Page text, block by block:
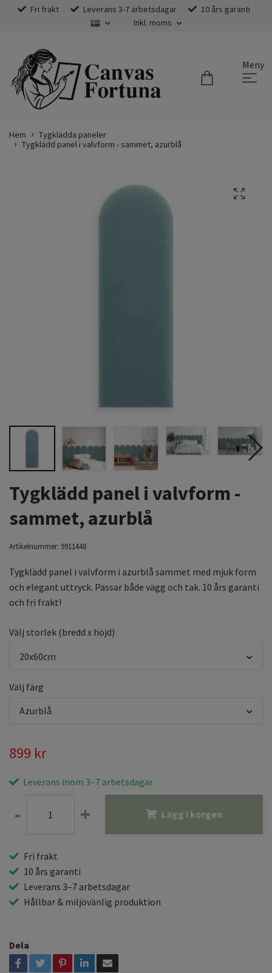
Fri frakt Leverans 3-7 arbetsdagar
10 års garanti
Inkl. moms
Meny
Hem
Tygklädda paneler
Tygklädd panel i valvform - sammet, azurblå
Tygklädd panel i valvform -
sammet, azurblå
Artikelnummer: 9911448
Tygklädd panel i valvform i azurblå sammet med mjuk form
och elegant uttryck. Passar både vägg och tak. 10 års garanti
och fri frakt!
Välj storlek (bredd x höjd)
20x60cm
Välj färg
Azurblå
899 kr
Leverans inom 3–7 arbetsdagar
- + Lägg i korgen
Fri frakt
10 års garanti
Leverans 3–7 arbetsdagar
Hållbar & miljövänlig produktion
Dela